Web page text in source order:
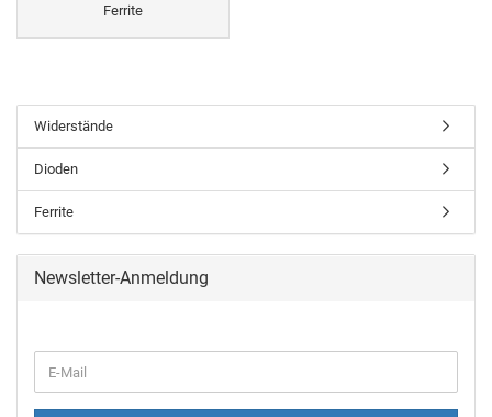
Ferrite
Widerstände
Dioden
Ferrite
Newsletter-Anmeldung